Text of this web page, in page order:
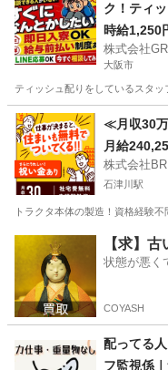
ク！ティ
お仕事。
時給1,250
株式会社
大阪市
ティッシュ配りをしているスタ
大阪 大阪市 その他
≪月収30
月給
株式会社
石津川駅
トラクタ本体の製造！資格経験
石津川駅
【求】
状態が悪く
COYASH
配ってる
フ監視係